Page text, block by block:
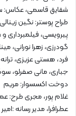
شقایق قاسمی، عکاس:
طراح پوستر: نگین
پیرویسی، فیلمبرداری
گودرزی، زهرا نورانی،
فرد، هستی عزیزی،
جباری، مانی صفرلو،
دوخت اکسسوار: مریم
غلام پور، مجری طرح:
عطرافرا، مدیر رسانه